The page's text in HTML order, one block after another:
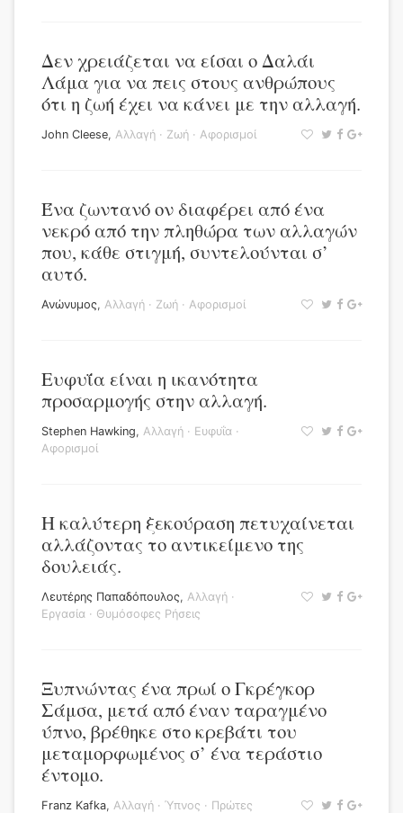
Δεν χρειάζεται να είσαι ο Δαλάι
Λάμα για να πεις στους ανθρώπους
ότι η ζωή έχει να κάνει με την αλλαγή.
John Cleese, Αλλαγή · Ζωή · Αφορισμοί
Ένα ζωντανό ον διαφέρει από ένα
νεκρό από την πληθώρα των αλλαγών
που, κάθε στιγμή, συντελούνται σ’
αυτό.
Ανώνυμος, Αλλαγή · Ζωή · Αφορισμοί
Ευφυΐα είναι η ικανότητα
προσαρμογής στην αλλαγή.
Stephen Hawking, Αλλαγή · Ευφυΐα ·
Αφορισμοί
Η καλύτερη ξεκούραση πετυχαίνεται
αλλάζοντας το αντικείμενο της
δουλειάς.
Λευτέρης Παπαδόπουλος, Αλλαγή ·
Εργασία · Θυμόσοφες Ρήσεις
Ξυπνώντας ένα πρωί ο Γκρέγκορ
Σάμσα, μετά από έναν ταραγμένο
ύπνο, βρέθηκε στο κρεβάτι του
μεταμορφωμένος σ’ ένα τεράστιο
έντομο.
Franz Kafka, Αλλαγή · Ύπνος · Πρώτες